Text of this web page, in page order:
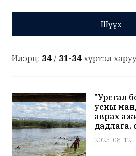
Шүүх
Илэрц: 34 / 31-34 хүртэл
"Урсгал
усны
аврах
дадлага,
байгуулж
2025-08-12